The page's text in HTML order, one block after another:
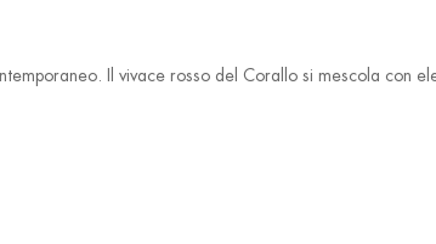
Il vivace rosso del Corallo si mescola con